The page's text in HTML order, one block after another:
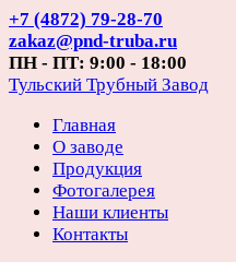
Перейти
к
содержанию
+7 (4872) 79-28-70
zakaz@pnd-truba.ru
ПН - ПТ: 9:00 - 18:00
Тульский Трубный Завод
Главная
О заводе
Продукция
Фотогалерея
Наши клиенты
Контакты